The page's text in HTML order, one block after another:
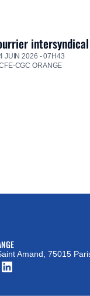
JUIN 2026 - 07H43
CGC ORANGE
Amand, 75015